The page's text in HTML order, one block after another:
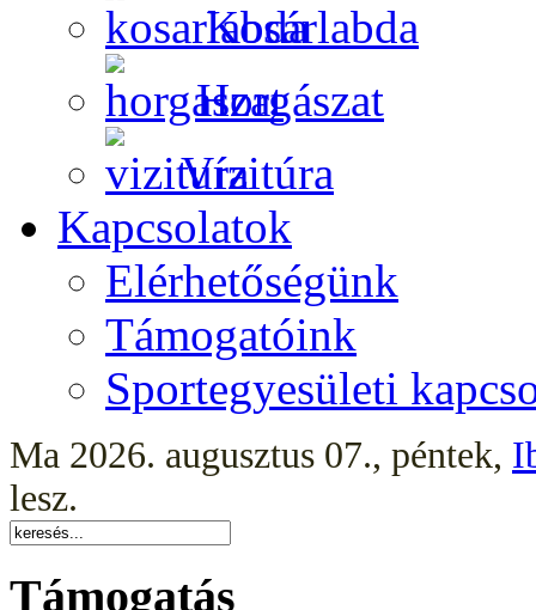
Kosárlabda
Horgászat
Vízitúra
Kapcsolatok
Elérhetőségünk
Támogatóink
Sportegyesületi
Ma 2026. augusztus 07., péntek,
lesz.
Támogatás